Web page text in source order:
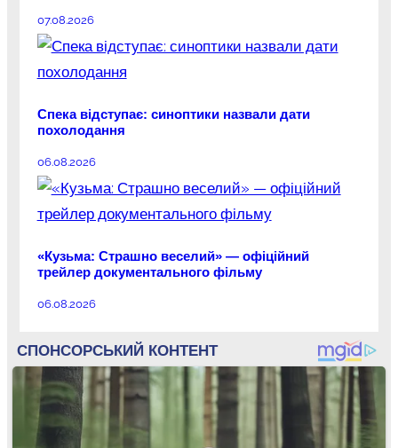
07.08.2026
Спека відступає: синоптики назвали дати
похолодання
06.08.2026
«Кузьма: Страшно веселий» — офіційний
трейлер документального фільму
06.08.2026